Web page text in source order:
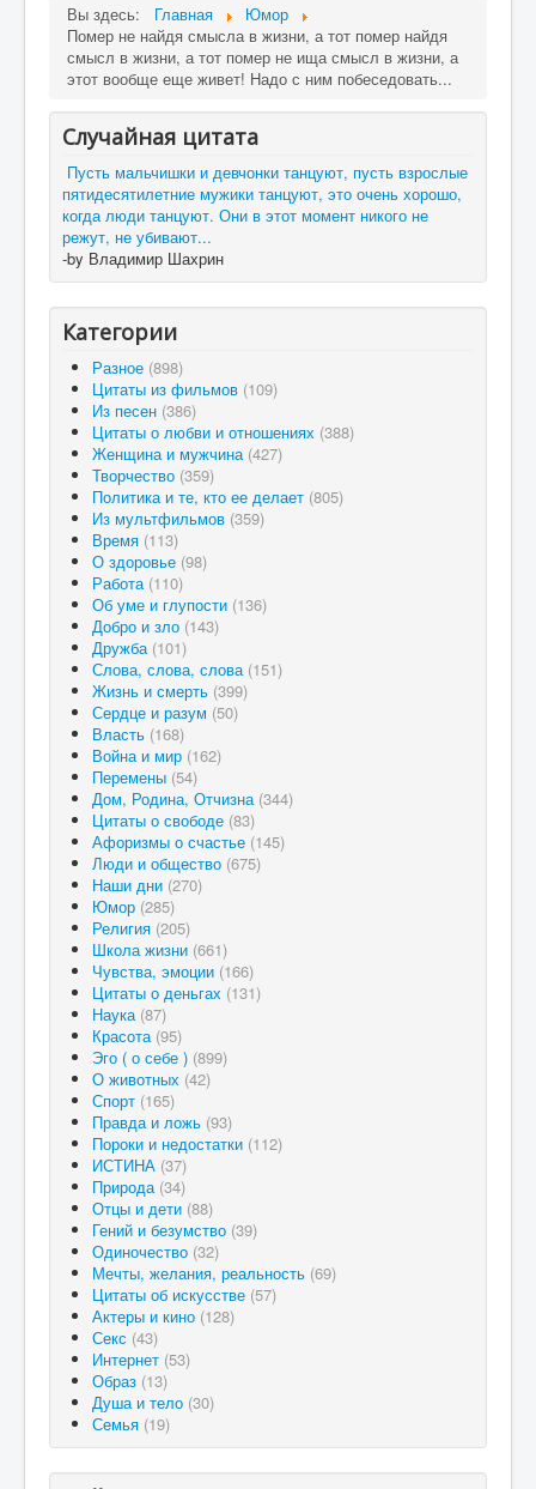
Вы здесь: Главная
Юмор
Помер не найдя смысла в жизни, а тот помер найдя
смысл в жизни, а тот помер не ища смысл в жизни, а
этот вообще еще живет! Надо с ним побеседовать...
Случайная цитата
Пусть мальчишки и девчонки танцуют, пусть взрослые
пятидесятилетние мужики танцуют, это очень хорошо,
когда люди танцуют. Они в этот момент никого не
режут, не убивают...
-by Владимир Шахрин
Категории
Разное (898)
Цитаты из фильмов (109)
Из песен (386)
Цитаты о любви и отношениях (388)
Женщина и мужчина (427)
Творчество (359)
Политика и те, кто ее делает (805)
Из мультфильмов (359)
Время (113)
О здоровье (98)
Работа (110)
Об уме и глупости (136)
Добро и зло (143)
Дружба (101)
Слова, слова, слова (151)
Жизнь и смерть (399)
Сердце и разум (50)
Власть (168)
Война и мир (162)
Перемены (54)
Дом, Родина, Отчизна (344)
Цитаты о свободе (83)
Афоризмы о счастье (145)
Люди и общество (675)
Наши дни (270)
Юмор (285)
Религия (205)
Школа жизни (661)
Чувства, эмоции (166)
Цитаты о деньгах (131)
Наука (87)
Красота (95)
Эго ( о себе ) (899)
О животных (42)
Спорт (165)
Правда и ложь (93)
Пороки и недостатки (112)
ИСТИНА (37)
Природа (34)
Отцы и дети (88)
Гений и безумство (39)
Одиночество (32)
Мечты, желания, реальность (69)
Цитаты об искусстве (57)
Актеры и кино (128)
Секс (43)
Интернет (53)
Образ (13)
Душа и тело (30)
Семья (19)